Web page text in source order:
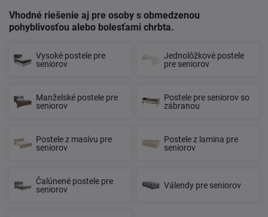
Vhodné riešenie aj pre osoby s obmedzenou
pohyblivosťou alebo bolesťami chrbta.
Vysoké postele pre
seniorov
Jednolôžkové postele
pre seniorov
Manželské postele pre
seniorov
Postele pre seniorov so
zábranou
Postele z masívu pre
seniorov
Postele z lamina pre
seniorov
Čalúnené postele pre
seniorov
Válendy pre seniorov